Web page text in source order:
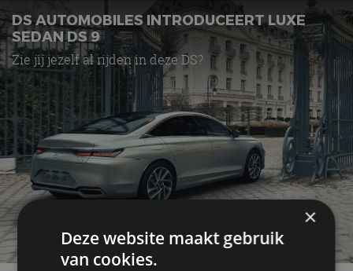
DS AUTOMOBILES INTRODUCEERT LUXE
SEDAN DS 9
Zie jij jezelf al rijden in deze DS?
×
Deze website maakt gebruik
van cookies.